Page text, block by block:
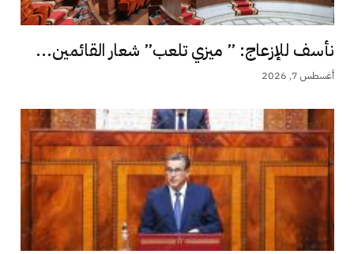
نأسف للإزعاج: ” ميزي تلعب” شعار القائمين...
أغسطس 7, 2026